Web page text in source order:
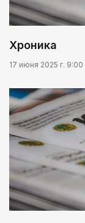
Хроника
17 июня 2025 г. 9:00